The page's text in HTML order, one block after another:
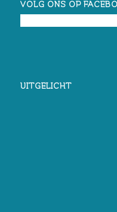
VOLG ONS OP
UITGELICHT